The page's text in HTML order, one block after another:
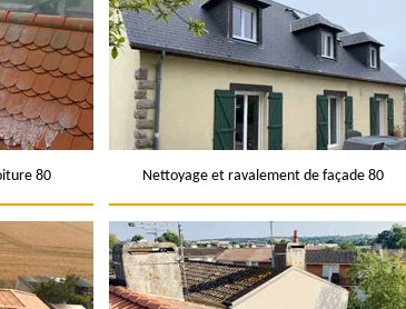
80 Nettoyage et ravalement de façade 80